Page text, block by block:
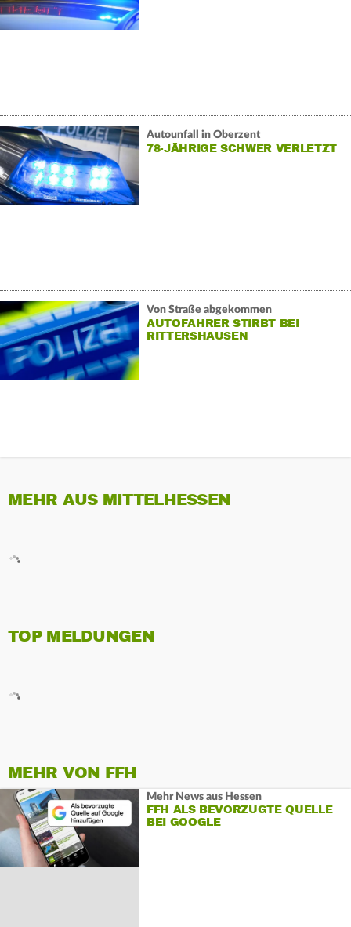
Autounfall in Oberzent
78-JÄHRIGE SCHWER VERLETZT
Von Straße abgekommen
AUTOFAHRER STIRBT BEI
RITTERSHAUSEN
MEHR AUS MITTELHESSEN
TOP MELDUNGEN
MEHR VON FFH
Mehr News aus Hessen
FFH ALS BEVORZUGTE QUELLE
BEI GOOGLE